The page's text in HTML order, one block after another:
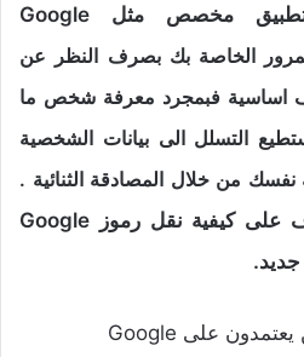
يتم إنشاؤه بواسطة تطبيق مخصص مثل Google
الخاصة بك بصرف النظر عن
اساسية فبمجرد معرفة شخص ما
التسلل الى بيانات الشخصية
من خلال المصادقة الثنائية .
في موضوعنا سوف نتعرف على كيفية نقل رموز Google
بالنسبة للمستخدمين الذين يعتمدون على Google